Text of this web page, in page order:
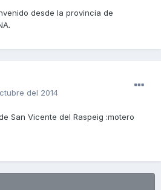
desde la provincia de
del 2014
San Vicente del Raspeig :motero